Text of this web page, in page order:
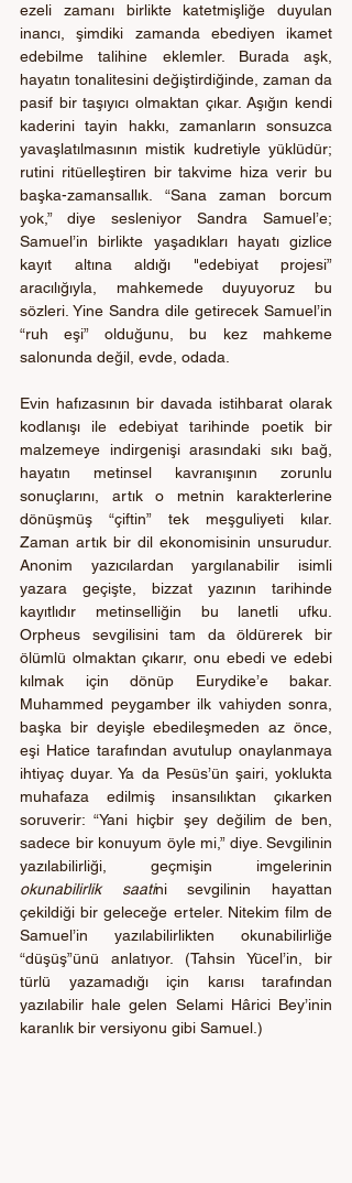
ezeli zamanı birlikte katetmişliğe duyulan
inancı, şimdiki zamanda ebediyen ikamet
edebilme talihine eklemler. Burada aşk,
hayatın tonalitesini değiştirdiğinde, zaman da
pasif bir taşıyıcı olmaktan çıkar. Aşığın kendi
kaderini tayin hakkı, zamanların sonsuzca
yavaşlatılmasının mistik kudretiyle yüklüdür;
rutini ritüelleştiren bir takvime hiza verir bu
başka-zamansallık. “Sana zaman borcum
yok,” diye sesleniyor Sandra Samuel’e;
Samuel’in birlikte yaşadıkları hayatı gizlice
kayıt altına aldığı "edebiyat projesi”
aracılığıyla, mahkemede duyuyoruz bu
sözleri. Yine Sandra dile getirecek Samuel’in
“ruh eşi” olduğunu, bu kez mahkeme
salonunda değil, evde, odada.
Evin hafızasının bir davada istihbarat olarak
kodlanışı ile edebiyat tarihinde poetik bir
malzemeye indirgenişi arasındaki sıkı bağ,
hayatın metinsel kavranışının zorunlu
sonuçlarını, artık o metnin karakterlerine
dönüşmüş “çiftin” tek meşguliyeti kılar.
Zaman artık bir dil ekonomisinin unsurudur.
Anonim yazıcılardan yargılanabilir isimli
yazara geçişte, bizzat yazının tarihinde
kayıtlıdır metinselliğin bu lanetli ufku.
Orpheus sevgilisini tam da öldürerek bir
ölümlü olmaktan çıkarır, onu ebedi ve edebi
kılmak için dönüp Eurydike’e bakar.
Muhammed peygamber ilk vahiyden sonra,
başka bir deyişle ebedileşmeden az önce,
eşi Hatice tarafından avutulup onaylanmaya
ihtiyaç duyar. Ya da Pesüs’ün şairi, yoklukta
muhafaza edilmiş insansılıktan çıkarken
soruverir: “Yani hiçbir şey değilim de ben,
sadece bir konuyum öyle mi,” diye. Sevgilinin
okunabilirlik saatini sevgilinin hayattan
çekildiği bir geleceğe erteler. Nitekim film de
Samuel’in yazılabilirlikten okunabilirliğe
“düşüş”ünü anlatıyor. (Tahsin Yücel’in, bir
türlü yazamadığı için karısı tarafından
yazılabilir hale gelen Selami Hârici Bey’inin
karanlık bir versiyonu gibi Samuel.)